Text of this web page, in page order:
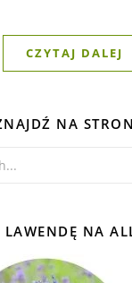
CZYTAJ DALEJ
NA
LAWENDĘ NA